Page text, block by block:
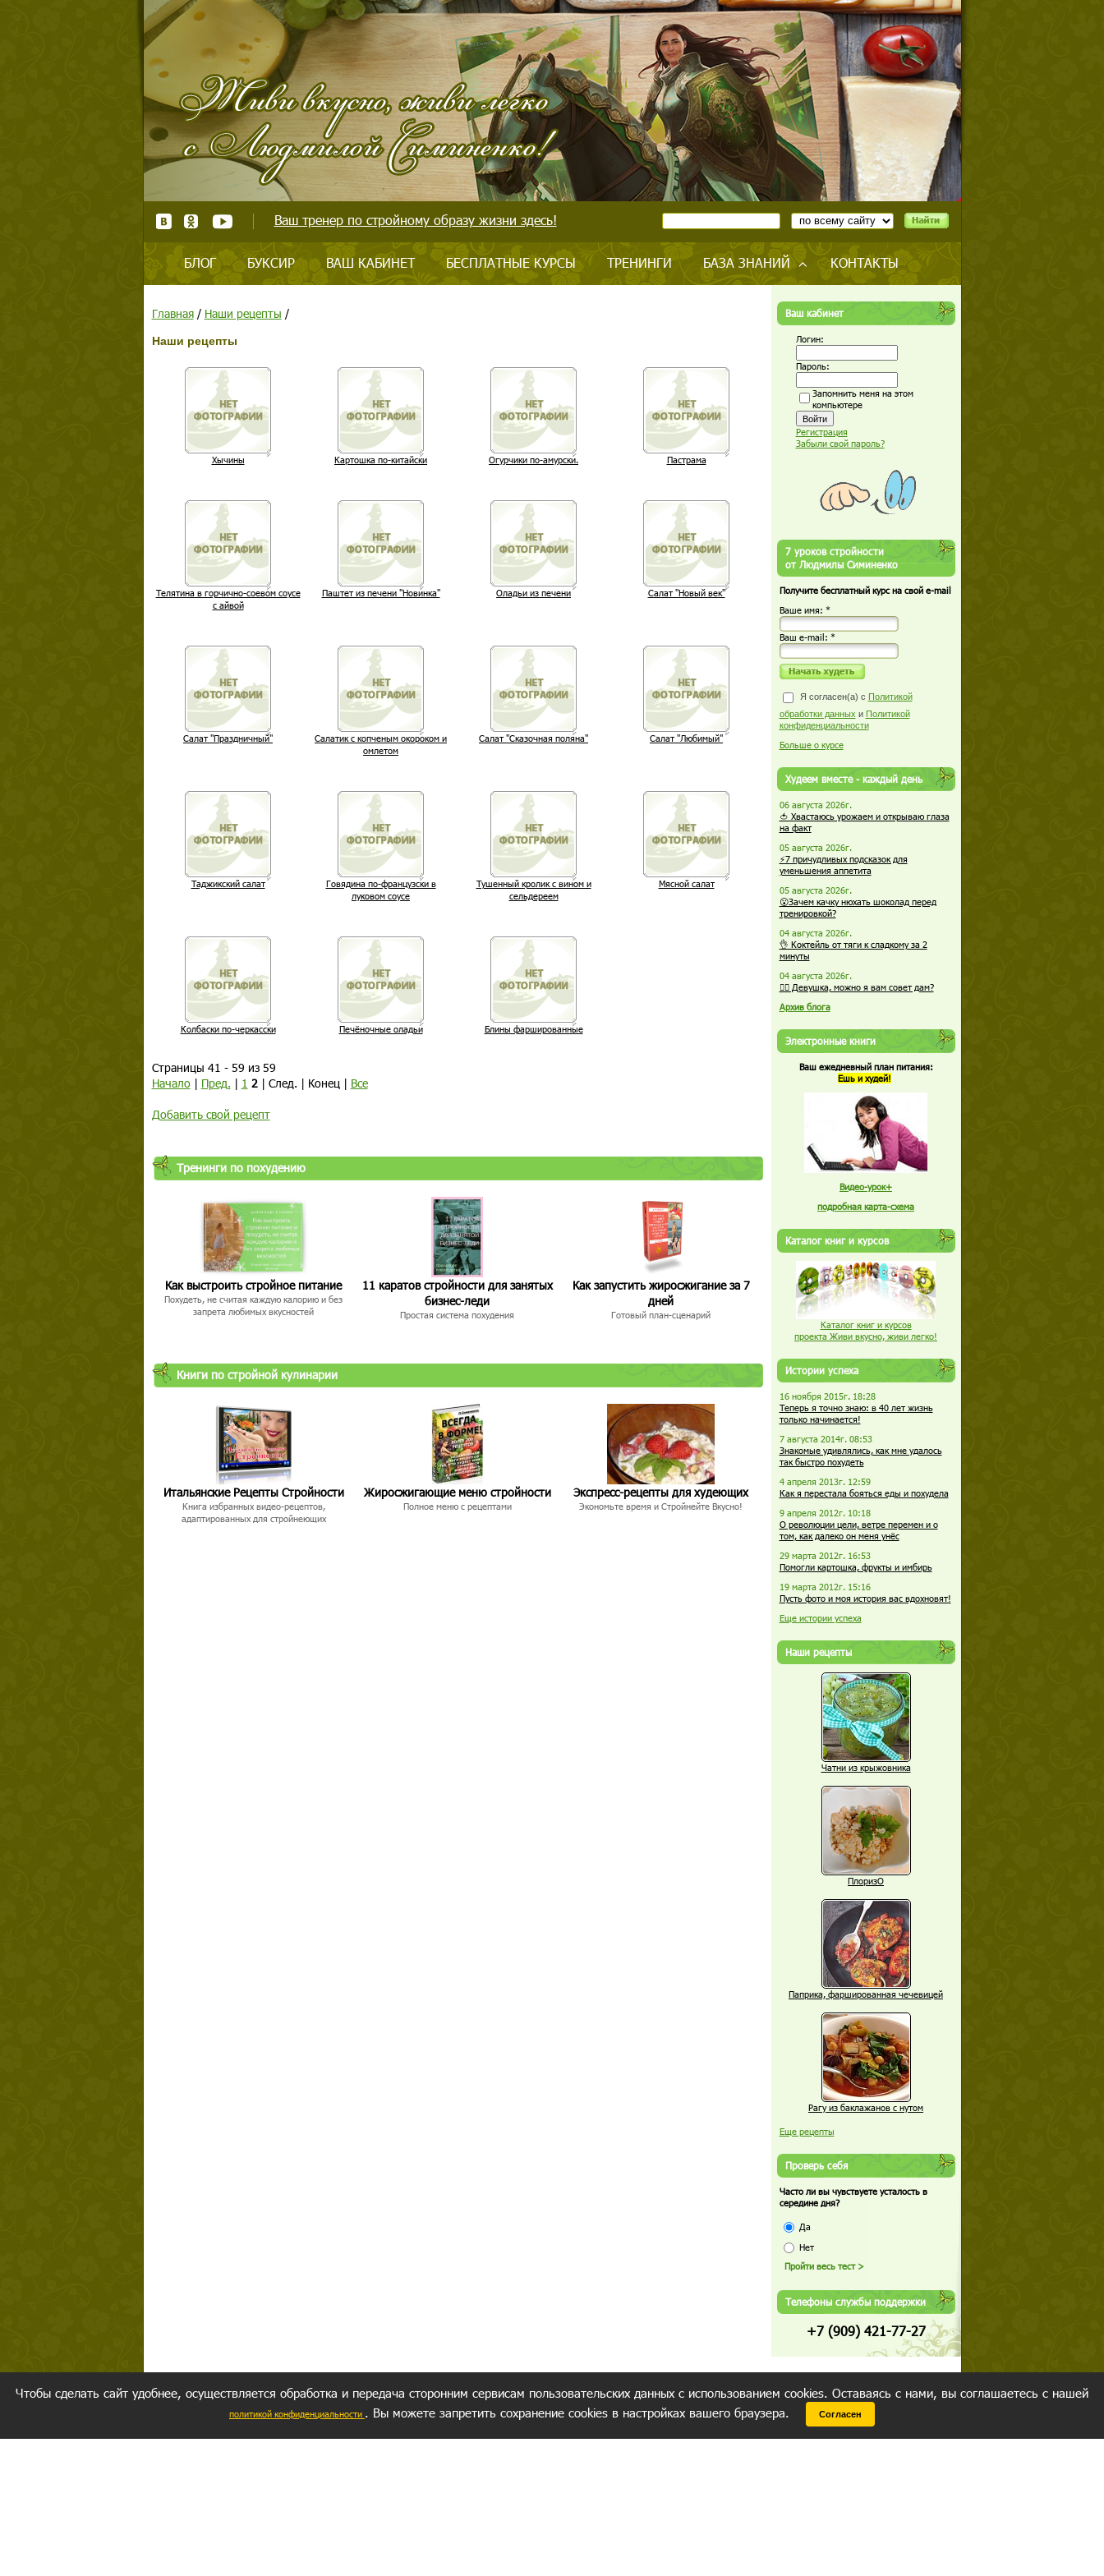
Ваш тренер по стройному образу жизни здесь!
БЛОГ БУКСИР ВАШ КАБИНЕТ БЕСПЛАТНЫЕ КУРСЫ ТРЕНИНГИ БАЗА ЗНАНИЙ КОНТАКТЫ
Главная/ Наши рецепты /
Наши рецепты
Хычины Картошка по-китайски Огурчики по-амурски. Пастрама
Телятина в горчично-соевом соусе
с айвой
Паштет из печени "Новинка" Оладьи из печени Салат "Новый век"
Салат "Праздничный"
Салатик с копченым окороком и
омлетом
Салат "Сказочная поляна" Салат "Любимый"
Таджикский салат
Говядина по-французски в
луковом соусе
Тушенный кролик с вином и
сельдереем
Мясной салат
Колбаски по-черкасски Печёночные оладьи Блины фаршированные
Страницы 41 - 59 из 59
Начало| Пред. | 1 2| След. | Конец | Все
Добавить свой рецепт
Тренинги по похудению
Как выстроить стройное питание
Похудеть, не считая каждую калорию и без
запрета любимых вкусностей
11 каратов стройности для занятых
бизнес-леди
Простая система похудения
Как запустить жиросжигание за 7
дней
Готовый план-сценарий
Книги по стройной кулинарии
Итальянские Рецепты Стройности
Книга избранных видео-рецептов,
адаптированных для стройнеющих
Жиросжигающие меню стройности
Полное меню с рецептами
Экспресс-рецепты для худеющих
Экономьте время и Стройнейте Вкусно!
Ваш кабинет
Логин:
Пароль:
Запомнить меня на этом
компьютере
Регистрация
Забыли свой пароль?
7 уроков стройности
от Людмилы Симиненко
Получите бесплатный курс на свой e-mail
Ваше имя: *
Ваш е-mail: *
Я согласен(а) с Политикой
обработки данных и Политикой
конфиденциальности
Больше о курсе
Худеем вместе - каждый день
06 августа 2026г.
🍅 Хвастаюсь урожаем и открываю глаза
на факт
05 августа 2026г.
⚡7 причудливых подсказок для
уменьшения аппетита
05 августа 2026г.
😮Зачем качку нюхать шоколад перед
тренировкой?
04 августа 2026г.
👌 Коктейль от тяги к сладкому за 2
минуты
04 августа 2026г.
🏋️‍♀️ Девушка, можно я вам совет дам?
Архив блога
Электронные книги
Ваш ежедневный план питания:
Ешь и худей!
Видео-урок+
подробная карта-схема
Каталог книг и курсов
Каталог книг и курсов
проекта Живи вкусно, живи легко!
Истории успеха
16 ноября 2015г. 18:28
Теперь я точно знаю: в 40 лет жизнь
только начинается!
7 августа 2014г. 08:53
Знакомые удивлялись, как мне удалось
так быстро похудеть
4 апреля 2013г. 12:59
Как я перестала бояться еды и похудела
9 апреля 2012г. 10:18
О революции цели, ветре перемен и о
том, как далеко он меня унёс
29 марта 2012г. 16:53
Помогли картошка, фрукты и имбирь
19 марта 2012г. 15:16
Пусть фото и моя история вас вдохновят!
Еще истории успеха
Наши рецепты
Чатни из крыжовника
ПлоризО
Паприка, фаршированная чечевицей
Рагу из баклажанов с нутом
Еще рецепты
Проверь себя
Часто ли вы чувствуете усталость в
середине дня?
Да
Нет
Телефоны службы поддержки
+7 (909) 421-77-27
Чтобы сделать сайт удобнее, осуществляется обработка и передача сторонним сервисам пользовательских данных с использованием cookies. Оставаясь с нами, вы соглашаетесь с нашей
политикой конфиденциальности . Вы можете запретить сохранение cookies в настройках вашего браузера. Согласен